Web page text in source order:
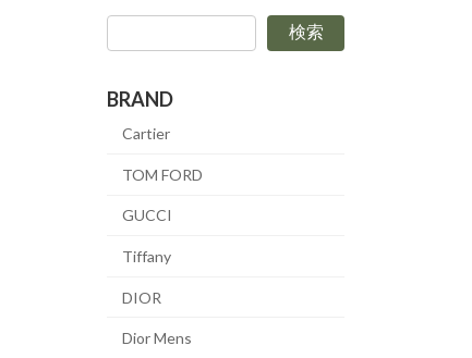
検索
BRAND
Cartier
TOM FORD
GUCCI
Tiffany
DIOR
Dior Mens